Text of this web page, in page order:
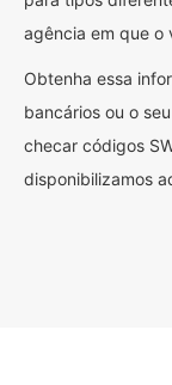
agência em que o
Obtenha essa
bancários ou o
checar códigos
disponibilizamos